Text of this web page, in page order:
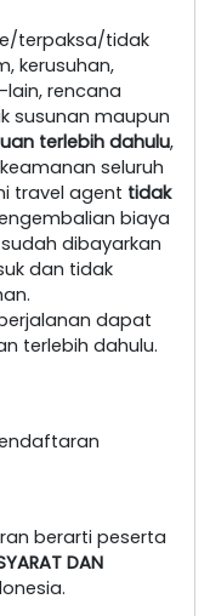
terpaksa/tidak
kerusuhan,
rencana
susunan maupun
terlebih dahulu,
seluruh
travel agent tidak
biaya
dibayarkan
dan tidak
dapat
terlebih dahulu.
berarti peserta
DAN